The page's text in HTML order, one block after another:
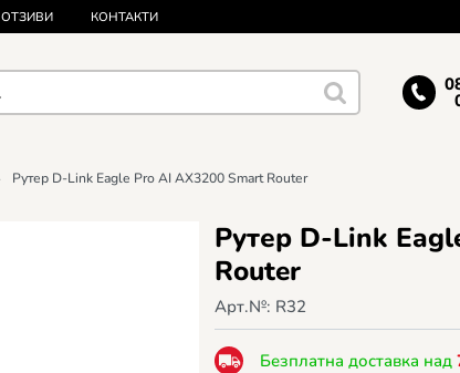
ОТЗИВИ КОНТАКТИ
Рутер D-Link Eagle Pro AI AX3200 Smart Router
Рутер D-Link
Router
Арт.№: R32
Безплатна доставка над